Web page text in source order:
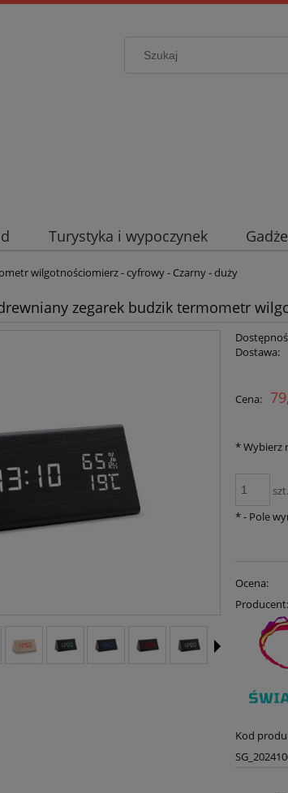
Turystyka i wypoczynek
wilgotnościomierz - cyfrowy - Czarny - duży
zegarek budzik termometr
Dostawa:
Cena:
*Wybierz
szt.
*- Pole
Ocena:
Producent:
Kod